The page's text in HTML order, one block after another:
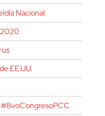
Nacional
EE.UU.
#8voCongresoPCC